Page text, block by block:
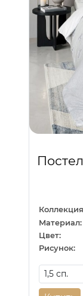
Материал:
Цвет:
Рисунок: